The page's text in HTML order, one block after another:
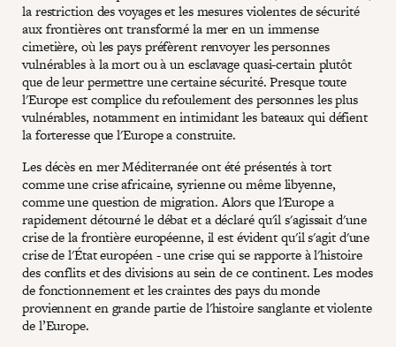
la restriction des voyages et les mesures violentes de sécurité
aux frontières ont transformé la mer en un immense
cimetière, où les pays préfèrent renvoyer les personnes
vulnérables à la mort ou à un esclavage quasi-certain plutôt
que de leur permettre une certaine sécurité. Presque toute
l'Europe est complice du refoulement des personnes les plus
vulnérables, notamment en intimidant les bateaux qui défient
la forteresse que l'Europe a construite.
Les décès en mer Méditerranée ont été présentés à tort
comme une crise africaine, syrienne ou même libyenne,
comme une question de migration. Alors que l'Europe a
rapidement détourné le débat et a déclaré qu'il s'agissait d'une
crise de la frontière européenne, il est évident qu'il s'agit d'une
crise de l'État européen - une crise qui se rapporte à l'histoire
des conflits et des divisions au sein de ce continent. Les modes
de fonctionnement et les craintes des pays du monde
proviennent en grande partie de l'histoire sanglante et violente
de l’Europe.